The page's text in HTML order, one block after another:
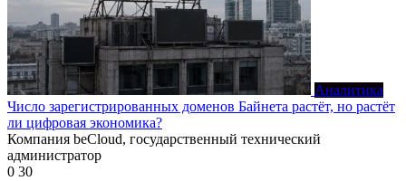
Аналитика
Число зарегистрированных доменов Байнета растёт, но растёт
ли цифровая экономика?
Компания beCloud, государственный технический
администратор
0 30